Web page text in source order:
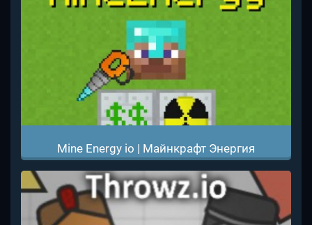
Mine Energy io | Майнкрафт Энергия